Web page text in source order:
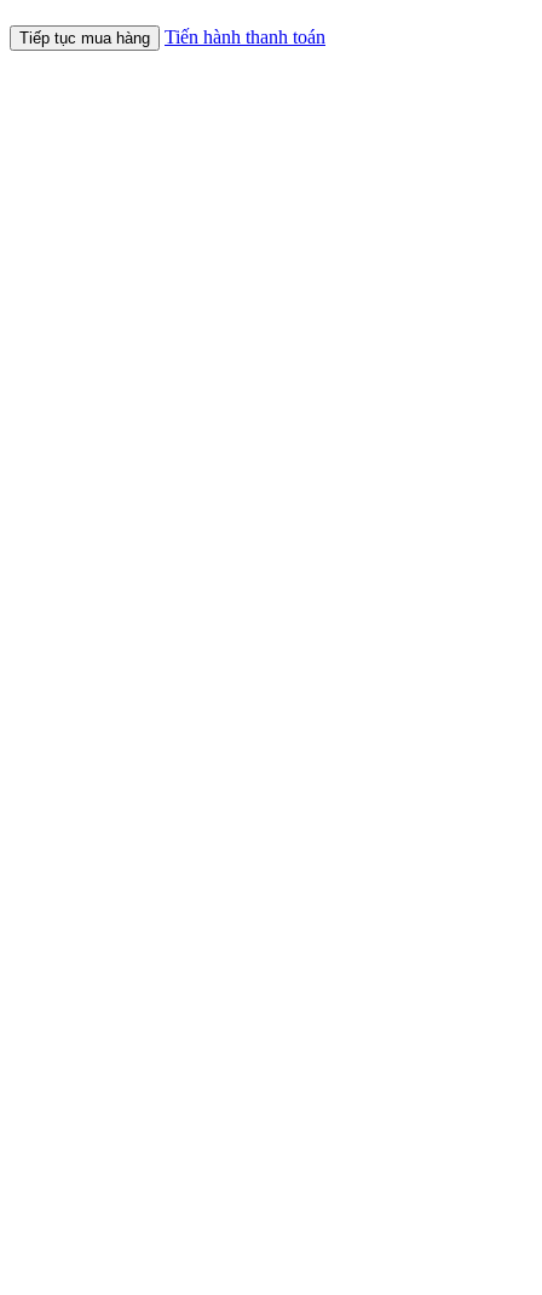
Tiếp tục mua hàng Tiến hành thanh toán